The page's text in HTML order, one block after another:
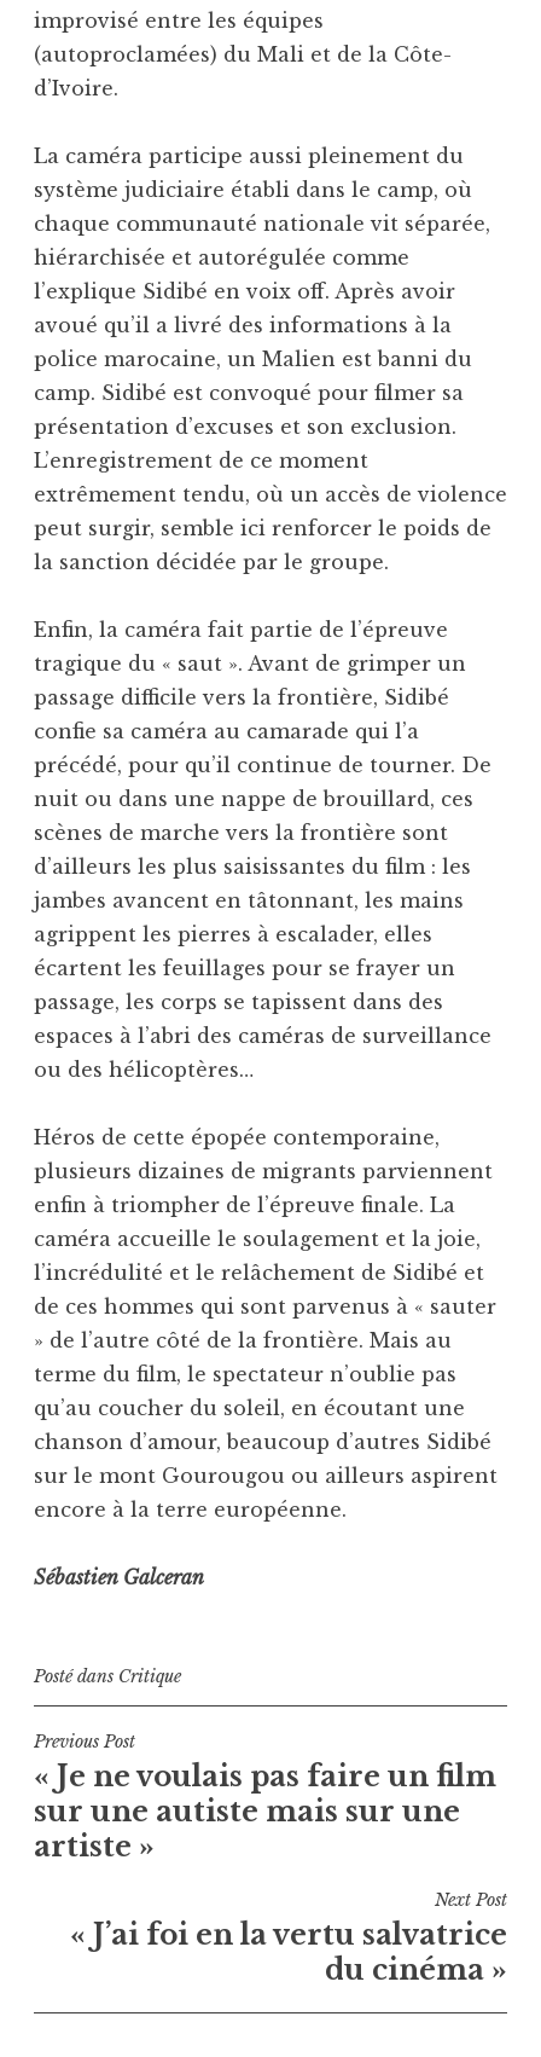
improvisé entre les équipes
(autoproclamées) du Mali et de la Côte-
d’Ivoire.
La caméra participe aussi pleinement du
système judiciaire établi dans le camp, où
chaque communauté nationale vit séparée,
hiérarchisée et autorégulée comme
l’explique Sidibé en voix off. Après avoir
avoué qu’il a livré des informations à la
police marocaine, un Malien est banni du
camp. Sidibé est convoqué pour filmer sa
présentation d’excuses et son exclusion.
L’enregistrement de ce moment
extrêmement tendu, où un accès de violence
peut surgir, semble ici renforcer le poids de
la sanction décidée par le groupe.
Enfin, la caméra fait partie de l’épreuve
tragique du « saut ». Avant de grimper un
passage difficile vers la frontière, Sidibé
confie sa caméra au camarade qui l’a
précédé, pour qu’il continue de tourner. De
nuit ou dans une nappe de brouillard, ces
scènes de marche vers la frontière sont
d’ailleurs les plus saisissantes du film : les
jambes avancent en tâtonnant, les mains
agrippent les pierres à escalader, elles
écartent les feuillages pour se frayer un
passage, les corps se tapissent dans des
espaces à l’abri des caméras de surveillance
ou des hélicoptères…
Héros de cette épopée contemporaine,
plusieurs dizaines de migrants parviennent
enfin à triompher de l’épreuve finale. La
caméra accueille le soulagement et la joie,
l’incrédulité et le relâchement de Sidibé et
de ces hommes qui sont parvenus à « sauter
» de l’autre côté de la frontière. Mais au
terme du film, le spectateur n’oublie pas
qu’au coucher du soleil, en écoutant une
chanson d’amour, beaucoup d’autres Sidibé
sur le mont Gourougou ou ailleurs aspirent
encore à la terre européenne.
Sébastien Galceran
Posté dans Critique
Navigation
de
l’article
Previous Post
« Je ne voulais pas faire un film
sur une autiste mais sur une
artiste »
Next Post
« J’ai foi en la vertu salvatrice
du cinéma »